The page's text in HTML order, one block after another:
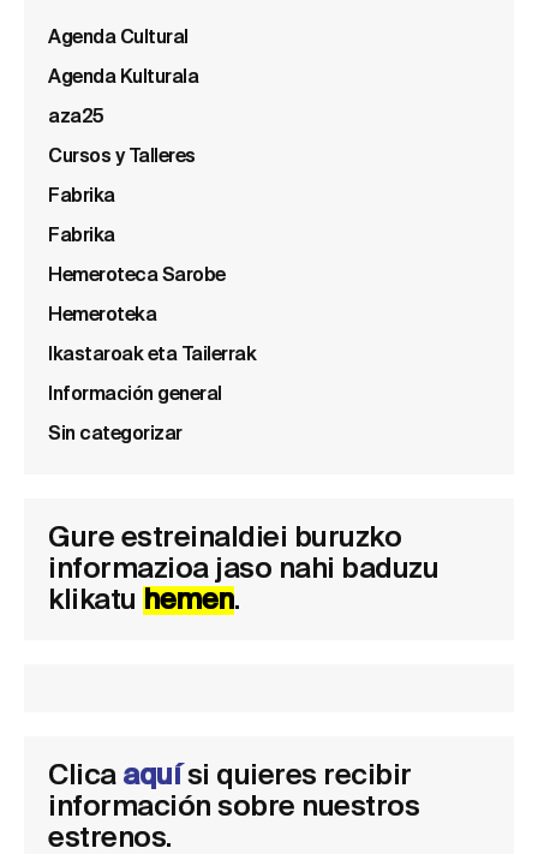
Agenda Cultural
Agenda Kulturala
aza25
Cursos y Talleres
Fabrika
Fabrika
Hemeroteca Sarobe
Hemeroteka
Ikastaroak eta Tailerrak
Información general
Sin categorizar
Gure estreinaldiei buruzko
informazioa jaso nahi baduzu
klikatu hemen.
Clica aquísi quieres recibir
información sobre nuestros
estrenos.